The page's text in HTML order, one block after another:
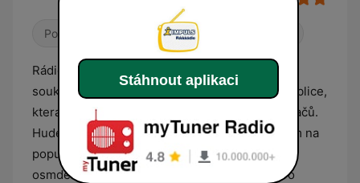
Pop / Top 40 Současná hudba pro dospělé
Rádio Impuls je jednou z nejposlouchanějších
soukromých rozhlasových stanic v České republice,
která se zaměřuje na široké spektrum posluchačů.
Hudební skladba stanice je založena především na
populární české a slovenské hudbě od
osmdesátých let po současné hity, doplněné o
Stáhnout aplikaci